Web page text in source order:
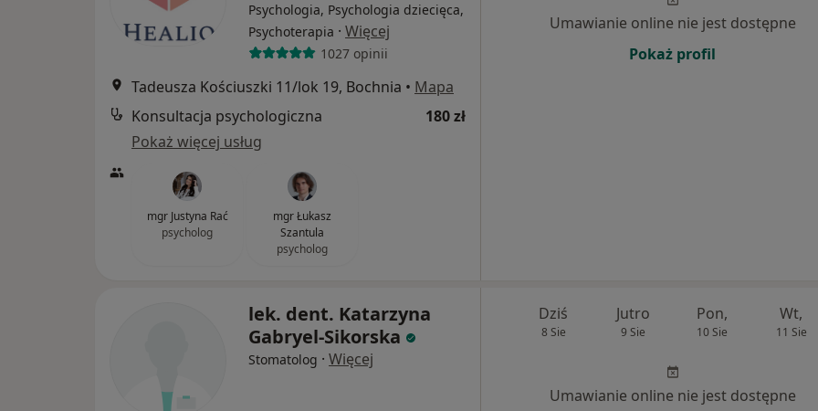
Psychologia, Psychologia dziecięca,
Psychoterapia · Więcej
1027 opinii
Tadeusza Kościuszki 11/lok 19, Bochnia • Mapa
Konsultacja psychologiczna
180 zł
Pokaż więcej usług
mgr Justyna Rać
psycholog
mgr Łukasz
Szantula
psycholog
Umawianie online nie jest dostępne
Pokaż profil
lek. dent. Katarzyna
Gabryel-Sikorska
Stomatolog · Więcej
Dziś
8 Sie
Jutro
9 Sie
Pon,
10 Sie
Wt,
11 Sie
Umawianie online nie jest dostępne